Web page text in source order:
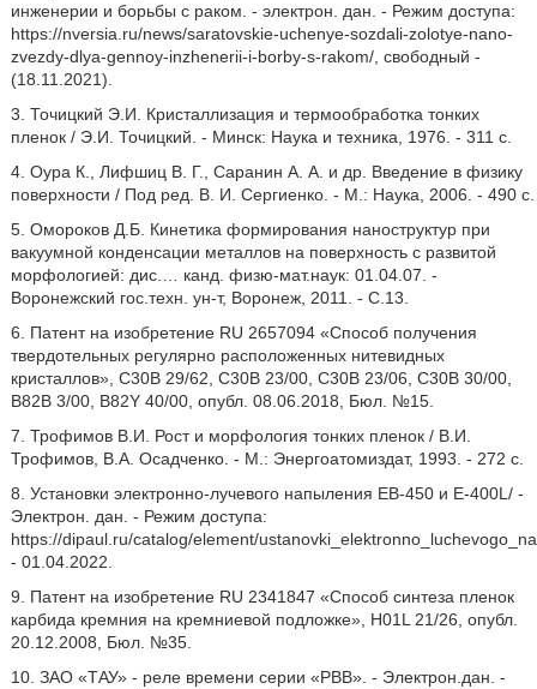
инженерии и борьбы с раком. - электрон. дан. - Режим доступа:
https://nversia.ru/news/saratovskie-uchenye-sozdali-zolotye-nano-
zvezdy-dlya-gennoy-inzhenerii-i-borby-s-rakom/, свободный -
(18.11.2021).
3. Точицкий Э.И. Кристаллизация и термообработка тонких
пленок / Э.И. Точицкий. - Минск: Наука и техника, 1976. - 311 с.
4. Оура К., Лифшиц В. Г., Саранин А. А. и др. Введение в физику
поверхности / Под ред. В. И. Сергиенко. - М.: Наука, 2006. - 490 с.
5. Омороков Д.Б. Кинетика формирования наноструктур при
вакуумной конденсации металлов на поверхность с развитой
морфологией: дис.… канд. физю-мат.наук: 01.04.07. -
Воронежский гос.техн. ун-т, Воронеж, 2011. - С.13.
6. Патент на изобретение RU 2657094 «Способ получения
твердотельных регулярно расположенных нитевидных
кристаллов», C30B 29/62, C30B 23/00, C30B 23/06, C30B 30/00,
B82B 3/00, B82Y 40/00, опубл. 08.06.2018, Бюл. №15.
7. Трофимов В.И. Рост и морфология тонких пленок / В.И.
Трофимов, В.А. Осадченко. - М.: Энергоатомиздат, 1993. - 272 с.
8. Установки электронно-лучевого напыления ЕВ-450 и Е-400L/ -
Электрон. дан. - Режим доступа:
https://dipaul.ru/catalog/element/
- 01.04.2022.
9. Патент на изобретение RU 2341847 «Способ синтеза пленок
карбида кремния на кремниевой подложке», H01L 21/26, опубл.
20.12.2008, Бюл. №35.
10. ЗАО «ТАУ» - реле времени серии «РВВ». - Электрон.дан. -